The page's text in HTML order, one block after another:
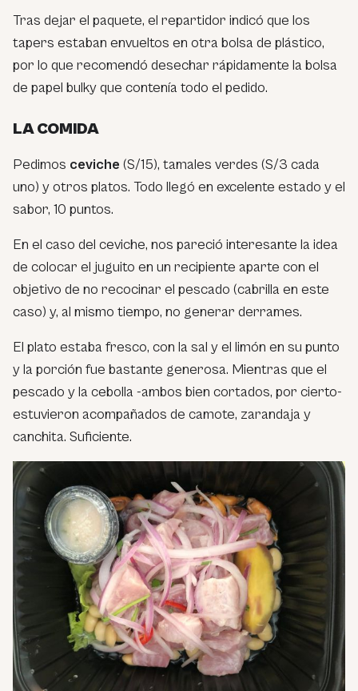
Tras dejar el paquete, el repartidor indicó que los
tapers estaban envueltos en otra bolsa de plástico,
por lo que recomendó desechar rápidamente la bolsa
de papel bulky que contenía todo el pedido.
LA COMIDA
Pedimos ceviche (S/15), tamales verdes (S/3 cada
uno) y otros platos. Todo llegó en excelente estado y el
sabor, 10 puntos.
En el caso del ceviche, nos pareció interesante la idea
de colocar el juguito en un recipiente aparte con el
objetivo de no recocinar el pescado (cabrilla en este
caso) y, al mismo tiempo, no generar derrames.
El plato estaba fresco, con la sal y el limón en su punto
y la porción fue bastante generosa. Mientras que el
pescado y la cebolla -ambos bien cortados, por cierto-
estuvieron acompañados de camote, zarandaja y
canchita. Suficiente.